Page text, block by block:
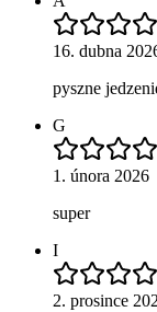
16. dubna
pyszne
G
1. února 2026
super
I
2. prosince